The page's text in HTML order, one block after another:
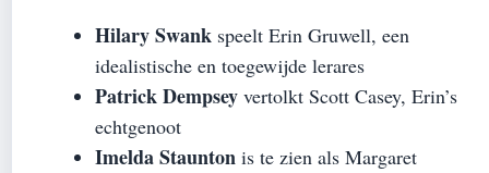
Hilary Swank speelt Erin Gruwell, een
idealistische en toegewijde lerares
Patrick Dempsey vertolkt Scott Casey, Erin’s
echtgenoot
Imelda Staunton is te zien als Margaret